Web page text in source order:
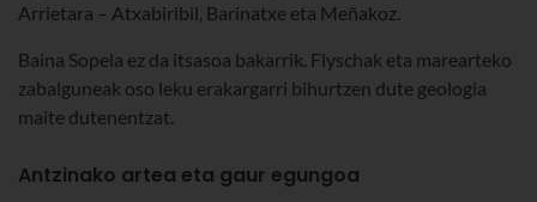
Arrietara – Atxabiribil, Barinatxe eta Meñakoz.
Baina Sopela ez da itsasoa bakarrik. Flyschak eta marearteko
zabalguneak oso leku erakargarri bihurtzen dute geologia
maite dutenentzat.
Antzinako artea eta gaur egungoa